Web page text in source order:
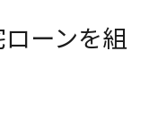
ーンを組